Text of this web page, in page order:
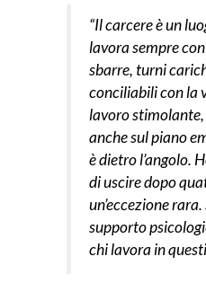
“Il carcere è un
lavora sempre
sbarre, turni
conciliabili con la
lavoro
anche sul piano
è dietro l’angolo.
di uscire dopo
un’eccezione
supporto
chi lavora in